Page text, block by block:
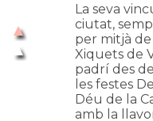
La seva
ciutat,
per mitjà
Xiquets de
padrí des
les festes
Déu de la
amb la